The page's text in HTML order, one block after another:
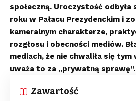
społeczną. Uroczystość odbyła
roku w Pałacu Prezydenckim i
kameralnym charakterze,
rozgłosu i obecności mediów.
mediach, że nie chwaliła się tym
uważa to za „prywatną sprawę”.
Zawartość